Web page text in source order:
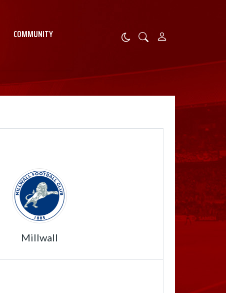
COMMUNITY
Millwall